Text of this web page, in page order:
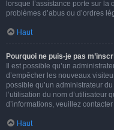
lorsque l’assistance porte sur
problèmes d’abus ou d’ordres
Haut
Pourquoi ne puis-je pas
Il est possible qu’un
d’empêcher les nouveaux
possible qu’un administrateur
l’utilisation du nom d’utilisateur
d’informations, veuillez
Haut